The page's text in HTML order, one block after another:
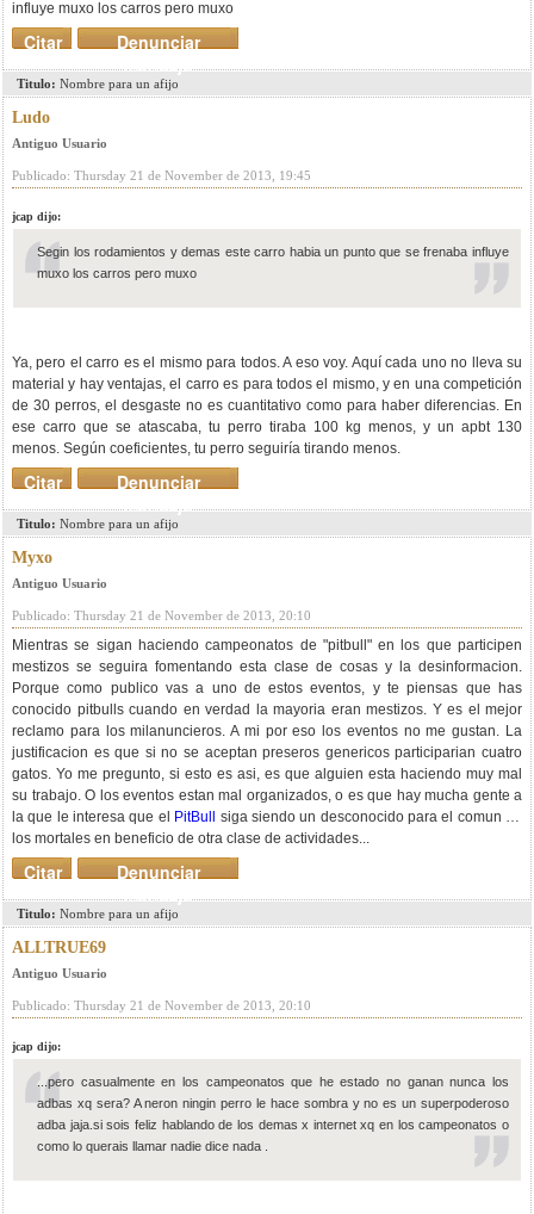
influye muxo los carros pero muxo
Denunciar
mensaje
Citar
Titulo: Nombre para un afijo
Ludo
Antiguo Usuario
Publicado: Thursday 21 de November de 2013, 19:45
jcap dijo:
Segin los rodamientos y demas este carro habia un punto que se frenaba influye
muxo los carros pero muxo
Ya, pero el carro es el mismo para todos. A eso voy. Aquí cada uno no lleva su
material y hay ventajas, el carro es para todos el mismo, y en una competición
de 30 perros, el desgaste no es cuantitativo como para haber diferencias. En
ese carro que se atascaba, tu perro tiraba 100 kg menos, y un apbt 130
menos. Según coeficientes, tu perro seguiría tirando menos.
Denunciar
mensaje
Citar
Titulo: Nombre para un afijo
Myxo
Antiguo Usuario
Publicado: Thursday 21 de November de 2013, 20:10
Mientras se sigan haciendo campeonatos de "pitbull" en los que participen
mestizos se seguira fomentando esta clase de cosas y la desinformacion.
Porque como publico vas a uno de estos eventos, y te piensas que has
conocido pitbulls cuando en verdad la mayoria eran mestizos. Y es el mejor
reclamo para los milanuncieros. A mi por eso los eventos no me gustan. La
justificacion es que si no se aceptan preseros genericos participarian cuatro
gatos. Yo me pregunto, si esto es asi, es que alguien esta haciendo muy mal
su trabajo. O los eventos estan mal organizados, o es que hay mucha gente a
la que le interesa que el
PitBull
siga siendo un desconocido para el comun de
los mortales en beneficio de otra clase de actividades...
Denunciar
mensaje
Citar
Titulo: Nombre para un afijo
ALLTRUE69
Antiguo Usuario
Publicado: Thursday 21 de November de 2013, 20:10
jcap dijo:
...pero casualmente en los campeonatos que he estado no ganan nunca los
adbas xq sera? A neron ningin perro le hace sombra y no es un superpoderoso
adba jaja.si sois feliz hablando de los demas x internet xq en los campeonatos o
como lo querais llamar nadie dice nada .